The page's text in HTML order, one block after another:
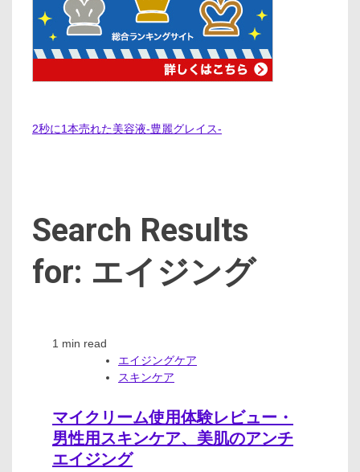
2秒に1本売れた美容液-豊麗グレイス-
Search Results
for: エイジング
1 min read
エイジングケア
スキンケア
マイクリーム使用体験レビュー・
男性用スキンケア、美肌のアンチ
エイジング